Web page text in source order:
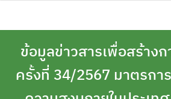
ข้อมูลข่าวสารเพื่อสร้าง
ครั้งที่ 34/2567 มาตรกา